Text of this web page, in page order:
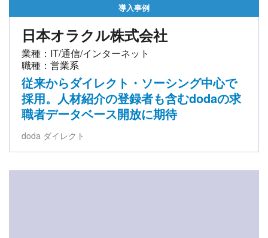
導入事例
日本オラクル株式会社
業種：IT/通信/インターネット
職種：営業系
従来からダイレクト・ソーシング中心で
採用。人材紹介の登録者も含むdodaの求
職者データベース開放に期待
doda ダイレクト